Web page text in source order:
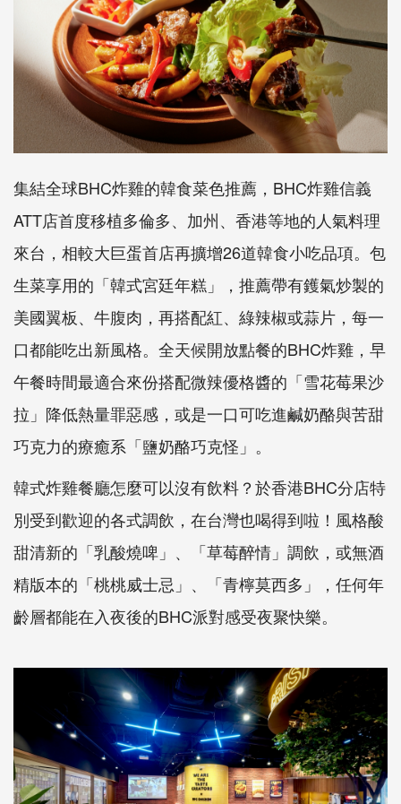
集結全球BHC炸雞的韓食菜色推薦， BHC炸雞信義
ATT店首度移植多倫多、加州、香港等地的人氣料理
來台， 相較大巨蛋首店再擴增26道韓食小吃品項。包
生菜享用的「韓式宮廷年糕」，推薦帶有鑊氣炒製的
美國翼板、牛腹肉， 再搭配紅、綠辣椒或蒜片，每一
口都能吃出新風格。 全天候開放點餐的BHC炸雞， 早
午餐時間最適合來份搭配微辣優格醬的「雪花莓果沙
拉」 降低熱量罪惡感，或是一口可吃進鹹奶酪與苦甜
巧克力的療癒系「鹽奶酪巧克怪」。
韓式炸雞餐廳怎麼可以沒有飲料？於香港BHC分店特
別受到歡迎的各式調飲，在台灣也喝得到啦！風格酸
甜清新的「乳酸燒啤」、「草莓醉情」調飲，或無酒
精版本的「桃桃威士忌」、「青檸莫西多」
，任何年
齡層都能在入夜後的BHC派對感受夜聚快樂。